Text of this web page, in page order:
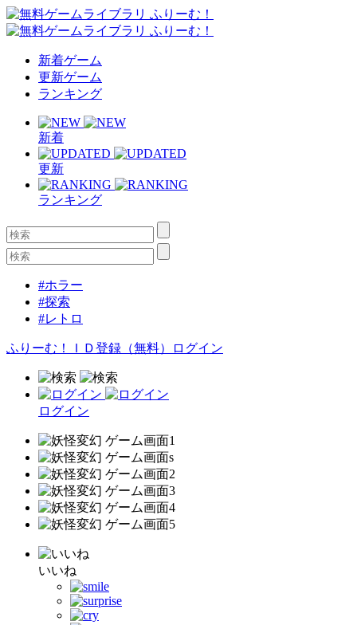
新着ゲーム
更新ゲーム
ランキング
新着
更新
ランキング
#ホラー
#探索
#レトロ
ふりーむ！ＩＤ登録（無料） ログイン
ログイン
いいね